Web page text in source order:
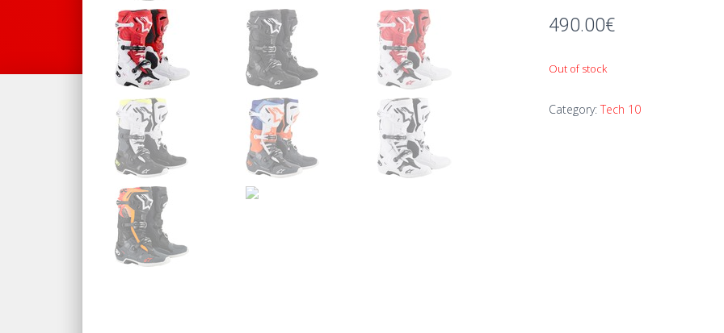
490.00€
Out of stock
Category: Tech 10